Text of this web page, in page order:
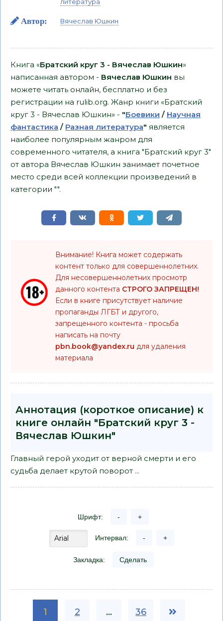
Автор: Вячеслав Юшкин
Книга «Братский круг 3 - Вячеслав Юшкин»
написанная автором - Вячеслав Юшкин вы
можете читать онлайн, бесплатно и без
регистрации на rulib.org. Жанр книги «Братский
круг 3 - Вячеслав Юшкин» - "Боевики / Научная
фантастика / Разная литература" является
наиболее популярным жанром для
современного читателя, а книга "Братский круг 3"
от автора Вячеслав Юшкин занимает почетное
место среди всей коллекции произведений в
категории "".
Внимание! Книга может содержать
контент только для совершеннолетних.
Для несовершеннолетних просмотр
данного контента СТРОГО ЗАПРЕЩЕН!
Если в книге присутствует наличие
пропаганды ЛГБТ и другого,
запрещенного контента - просьба
написать на почту
pbn.book@yandex.ru для удаления
материала
Аннотация (короткое описание) к
книге онлайн "Братский круг 3 -
Вячеслав Юшкин"
Главный герой уходит от верной смерти и его
судьба делает крутой поворот ...
Шрифт: - +
Интервал: - +
Закладка: Сделать
1 2 ... 36